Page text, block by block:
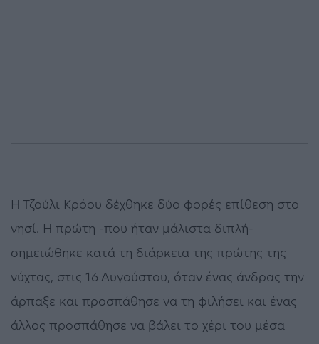
Η Τζούλι Κρόου δέχθηκε δύο φορές επίθεση στο
νησί. Η πρώτη -που ήταν μάλιστα διπλή-
σημειώθηκε κατά τη διάρκεια της πρώτης της
νύχτας, στις 16 Αυγούστου, όταν ένας άνδρας την
άρπαξε και προσπάθησε να τη φιλήσει και ένας
άλλος προσπάθησε να βάλει το χέρι του μέσα